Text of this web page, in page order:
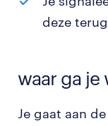
deze
waar ga je
Je gaat aan